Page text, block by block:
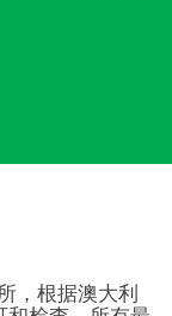
，根据澳大利